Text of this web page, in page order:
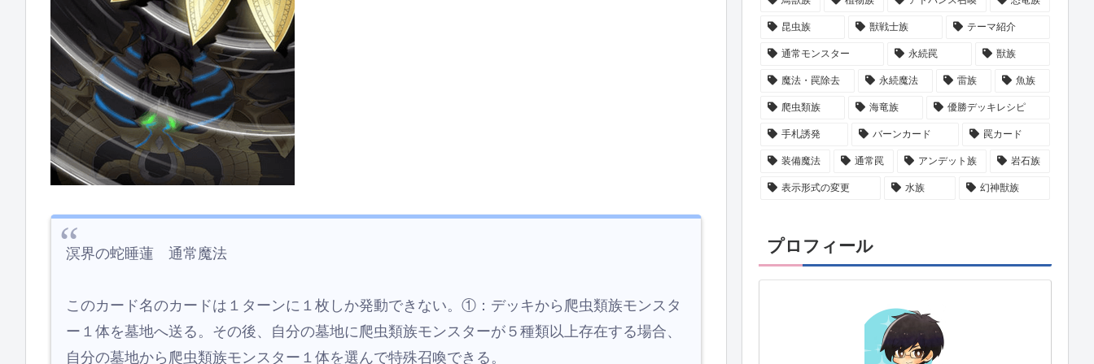
溟界の蛇睡蓮 通常魔法
このカード名のカードは１ターンに１枚しか発動できない。①：デッキから爬虫類族モンスタ
ー１体を墓地へ送る。その後、自分の墓地に爬虫類族モンスターが５種類以上存在する場合、
自分の墓地から爬虫類族モンスター１体を選んで特殊召喚できる。
昆虫族 獣戦士族 テーマ紹介
通常モンスター 永続罠 獣族
魔法・罠除去 永続魔法 雷族 魚族
爬虫類族 海竜族 優勝デッキレシピ
手札誘発 バーンカード 罠カード
装備魔法 通常罠 アンデット族 岩石族
表示形式の変更 水族 幻神獣族
プロフィール